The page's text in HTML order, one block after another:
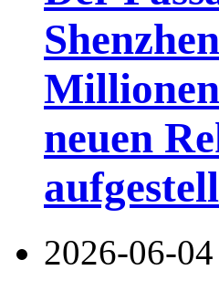
neuen
2026-06-04